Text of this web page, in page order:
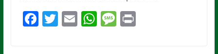
F T E W M Pr